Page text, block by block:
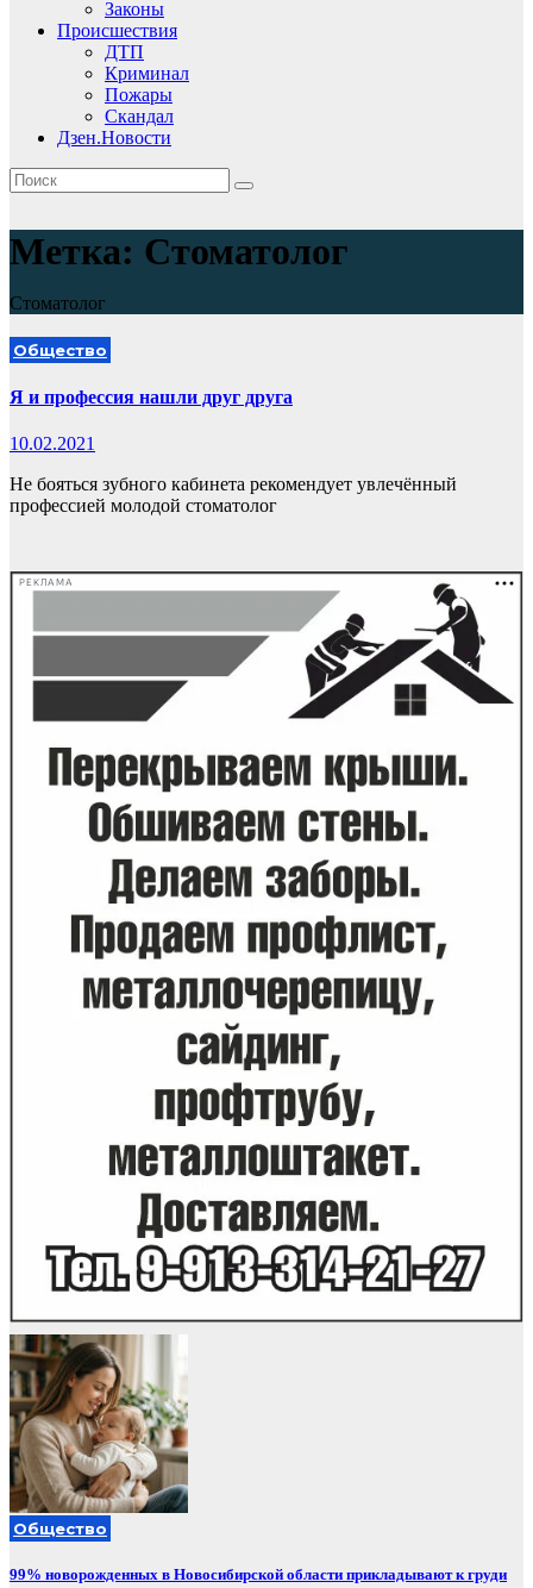
Законы
Происшествия
ДТП
Криминал
Пожары
Скандал
Дзен.Новости
Метка: Cтоматолог
Cтоматолог
Общество
Я и профессия нашли друг друга
10.02.2021
Не бояться зубного кабинета рекомендует увлечённый
профессией молодой стоматолог
РЕКЛАМА
Общество
99% новорожденных в Новосибирской области прикладывают к груди